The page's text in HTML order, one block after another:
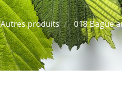
Autres produits 018 Bague